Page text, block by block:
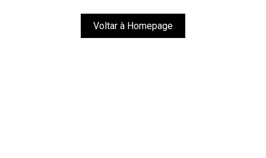
Voltar à Homepage